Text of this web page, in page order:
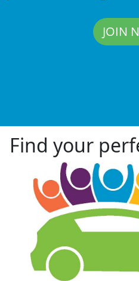
JOIN
Find your